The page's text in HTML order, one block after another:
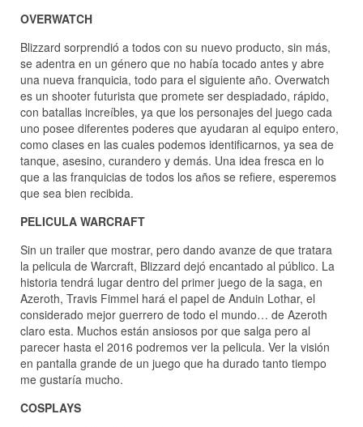
OVERWATCH
Blizzard sorprendió a todos con su nuevo producto, sin más,
se adentra en un género que no había tocado antes y abre
una nueva franquicia, todo para el siguiente año. Overwatch
es un shooter futurista que promete ser despiadado, rápido,
con batallas increíbles, ya que los personajes del juego cada
uno posee diferentes poderes que ayudaran al equipo entero,
como clases en las cuales podemos identificarnos, ya sea de
tanque, asesino, curandero y demás. Una idea fresca en lo
que a las franquicias de todos los años se refiere, esperemos
que sea bien recibida.
PELICULA WARCRAFT
Sin un trailer que mostrar, pero dando avanze de que tratara
la pelicula de Warcraft, Blizzard dejó encantado al público. La
historia tendrá lugar dentro del primer juego de la saga, en
Azeroth, Travis Fimmel hará el papel de Anduin Lothar, el
considerado mejor guerrero de todo el mundo… de Azeroth
claro esta. Muchos están ansiosos por que salga pero al
parecer hasta el 2016 podremos ver la pelicula. Ver la visión
en pantalla grande de un juego que ha durado tanto tiempo
me gustaría mucho.
COSPLAYS